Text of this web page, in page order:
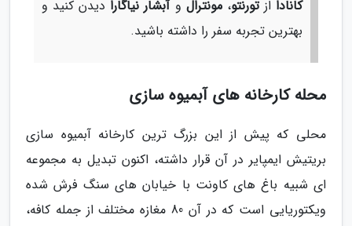
کانادا ازتورنتو،مونترال وآبشار نیاگارا دیدن کنید و
بهترین تجربه سفر را داشته باشید.
محله کارخانه های آبمیوه سازی
محلی که پیش از این بزرگ ترین کارخانه آبمیوه سازی
بریتیش ایمپایر در آن قرار داشته، اکنون تبدیل به مجموعه
ای شبیه باغ های کاونت با خیابان های سنگ فرش شده
ویکتوریایی است که در آن 80 مغازه مختلف از جمله کافه،